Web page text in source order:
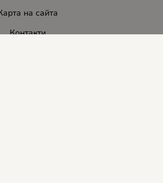
на сайта
Контакти